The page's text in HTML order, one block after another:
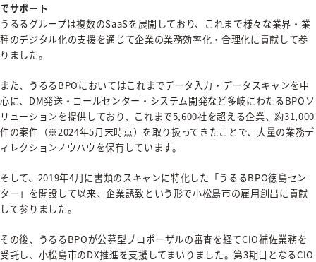
でサポート
うるるグループは複数のSaaSを展開しており、これまで様々な業界・業
種のデジタル化の支援を通じて企業の業務効率化・合理化に貢献して参
りました。
また、うるるBPOにおいてはこれまでデータ入力・データスキャンを中
心に、DM発送・コールセンター・システム開発など多岐にわたるBPOソ
リューションを提供しており、これまで5,600社を超える企業、約31,000
件の案件（※2024年5月末時点）を取り扱ってきたことで、大量の業務デ
ィレクションノウハウを保有しています。
そして、2019年4月に書類のスキャンに特化した「うるるBPO徳島セン
ター」を開設して以来、企業誘致という形で小松島市の雇用創出に貢献
して参りました。
その後、うるるBPOが公募型プロポーザルの審査を経てCIO補佐業務を
受託し、小松島市のDX推進を支援してまいりました。第3期目となるCIO